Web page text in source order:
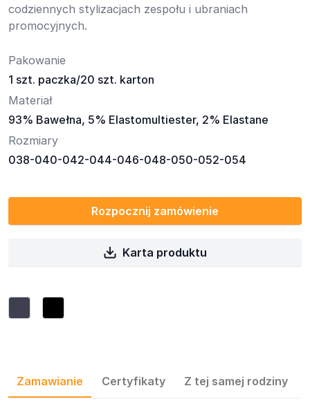
codziennych stylizacjach zespołu i ubraniach
promocyjnych.
Pakowanie
1 szt. paczka/20 szt. karton
Materiał
93% Bawełna, 5% Elastomultiester, 2% Elastane
Rozmiary
038-040-042-044-046-048-050-052-054
Rozpocznij zamówienie
Karta produktu
Zamawianie Certyfikaty Z tej samej rodziny